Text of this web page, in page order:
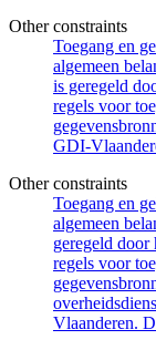
Other constraints
Toegang en
algemeen
is geregeld
regels voor
GDI-
Other constraints
Toegang en
algemeen
geregeld door
regels voor
Vlaanderen.